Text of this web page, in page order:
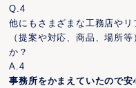
Q.4
他にもさまざまな工務店や
（提案や対応、商品、場所
か？
A.4
事務所をかまえていたので